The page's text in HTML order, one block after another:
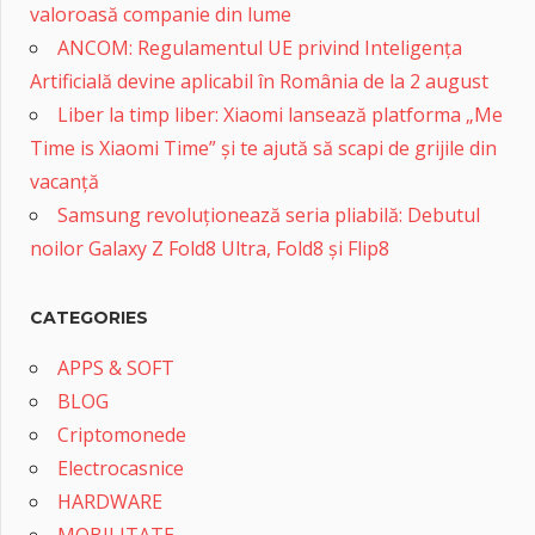
valoroasă companie din lume
ANCOM: Regulamentul UE privind Inteligența
Artificială devine aplicabil în România de la 2 august
Liber la timp liber: Xiaomi lansează platforma „Me
Time is Xiaomi Time” și te ajută să scapi de grijile din
vacanță
Samsung revoluționează seria pliabilă: Debutul
noilor Galaxy Z Fold8 Ultra, Fold8 și Flip8
CATEGORIES
APPS & SOFT
BLOG
Criptomonede
Electrocasnice
HARDWARE